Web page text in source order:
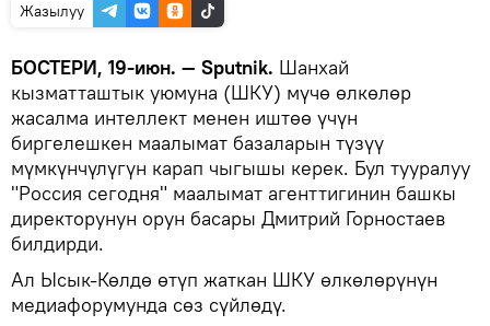
Жазылуу
БОСТЕРИ, 19-июн. — Sputnik. Шанхай
кызматташтык уюмуна (ШКУ) мүчө өлкөлөр
жасалма интеллект менен иштөө үчүн
биргелешкен маалымат базаларын түзүү
мүмкүнчүлүгүн карап чыгышы керек. Бул тууралуу
"Россия сегодня" маалымат агенттигинин башкы
директорунун орун басары Дмитрий Горностаев
билдирди.
Ал Ысык-Көлдө өтүп жаткан ШКУ өлкөлөрүнүн
медиафорумунда сөз сүйлөдү.